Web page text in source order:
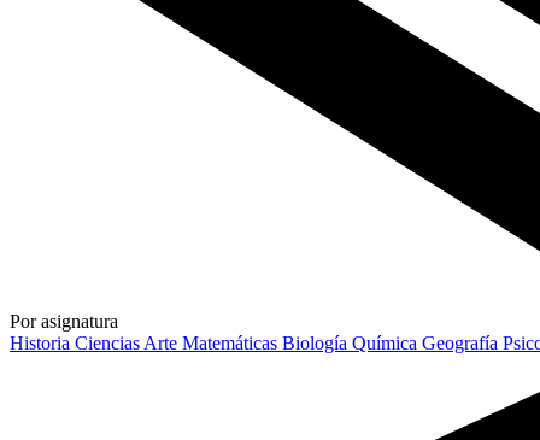
Por asignatura
Historia Ciencias Arte Matemáticas Biología Química Geografía